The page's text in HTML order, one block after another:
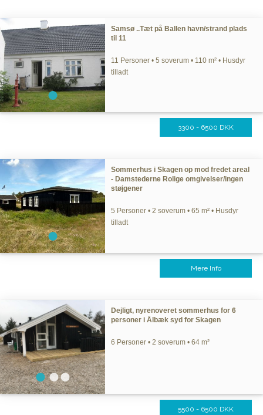
Samsø ..Tæt på Ballen havn/strand plads
til 11
11 Personer • 5 soverum • 110 m² • Husdyr
tilladt
3300 - 6500 DKK
Sommerhus i Skagen op mod fredet areal
- Damstederne Rolige omgivelser/ingen
støjgener
5 Personer • 2 soverum • 65 m² • Husdyr
tilladt
Mere Info
Dejligt, nyrenoveret sommerhus for 6
personer i Ålbæk syd for Skagen
6 Personer • 2 soverum • 64 m²
5500 - 6500 DKK